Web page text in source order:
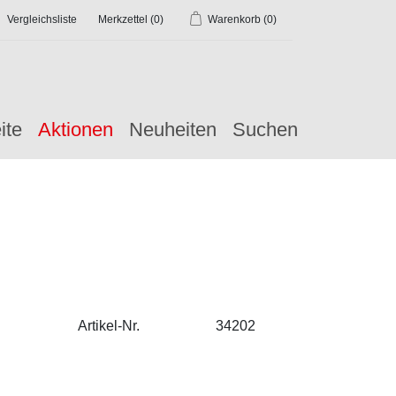
Vergleichsliste Merkzettel (0) Warenkorb (0)
Aktionen Neuheiten Suchen
Artikel-Nr. 34202